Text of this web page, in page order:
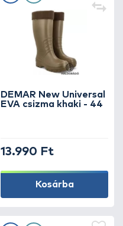
DEMAR New Universal
EVA csizma khaki - 44
13.990 Ft
Kosárba